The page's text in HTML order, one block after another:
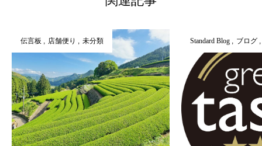
伝言板 店舗便り 未分類 Standard Blog ブログ